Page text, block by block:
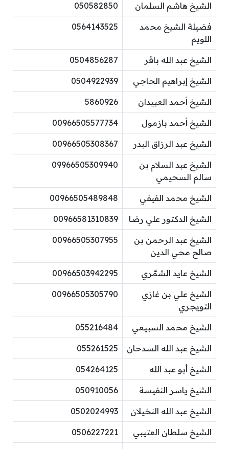
الشيخ هاشم السلمان 050582850
فضيلة الشيخ محمد
اللويم
0564143525
الشيخ عبد الله باقر 0504856287
الشيخ إبراهيم الحاجي 0504922939
الشيخ أحمد العبيدان 5860926
الشيخ أحمد بازمول 00966505577734
الشيخ عبد الرزاق البدر 00966505308367
الشيخ عبد السلام بن
سالم السحيمي
09966505309940
الشيخ محمد الفيفي 00966505489848
الشيخ الدكتور علي رضا 00966581310839
الشيخ عبد الرحمن بن
صالح محي الدين
00966505307955
الشيخ عايد الشمَّري 00966503942295
الشيخ علي بن غازي
التويجري
00966505305790
الشيخ محمد السبيعي 055216484
الشيخ عبد الله السدحان 055261525
الشيخ أبو عبد الله 054264125
الشيخ ياسر النفيسة 050910056
الشيخ عبد الله النخيلان 0502024993
الشيخ سلطان العتيبي 0506227221